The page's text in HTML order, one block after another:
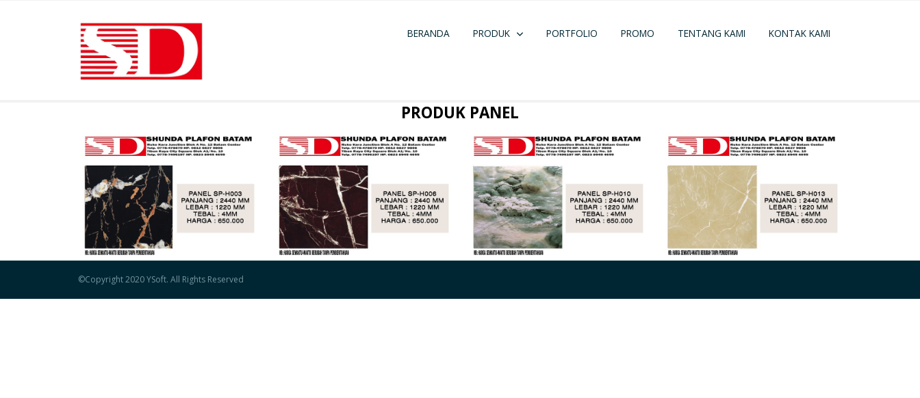
BERANDA PRODUK PORTFOLIO PROMO TENTANG KAMI KONTAK KAMI
PRODUK PANEL
©Copyright 2020 YSoft. All Rights Reserved